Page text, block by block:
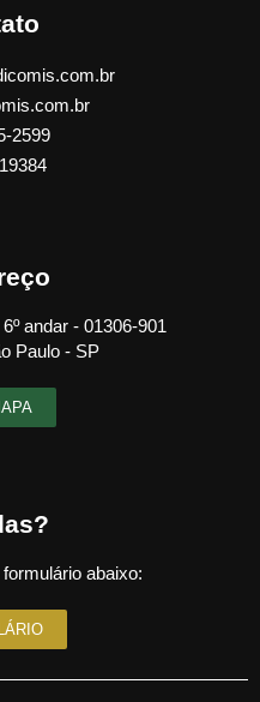
2599
andar - 01306-901
Paulo - SP
abaixo: